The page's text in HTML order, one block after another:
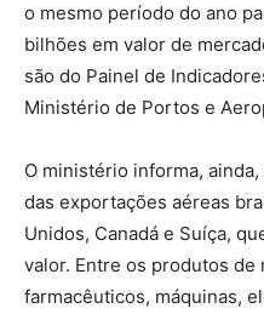
o mesmo período do ano
bilhões em valor de
são do Painel de
Ministério de Portos e
O ministério informa,
das exportações aéreas
Unidos, Canadá e Suíça,
valor. Entre os produtos de
farmacêuticos, máquinas,